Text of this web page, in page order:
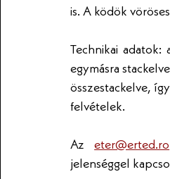
is. A ködök
Technikai
egymásra
összestackelve,
felvételek.
Az eter@erted.ro
jelenséggel